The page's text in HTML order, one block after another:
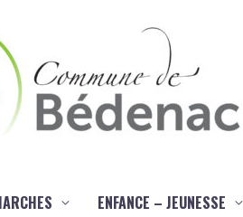
ENFANCE – JEUNESSE